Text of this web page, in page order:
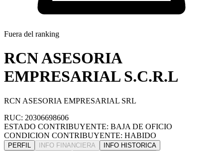
Fuera del ranking
RCN ASESORIA
EMPRESARIAL S.C.R.L
RCN ASESORIA EMPRESARIAL SRL
RUC: 20306698606
ESTADO CONTRIBUYENTE: BAJA DE OFICIO
CONDICION CONTRIBUYENTE: HABIDO
PERFIL INFO FINANCIERA
INFO HISTORICA